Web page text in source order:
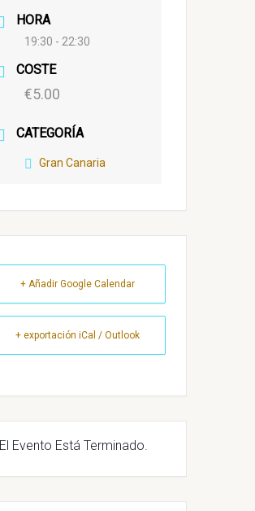
HORA
19:30 - 22:30
COSTE
€5.00
CATEGORÍA
Gran Canaria
+ Añadir Google Calendar
+ exportación iCal / Outlook
El Evento Está Terminado.